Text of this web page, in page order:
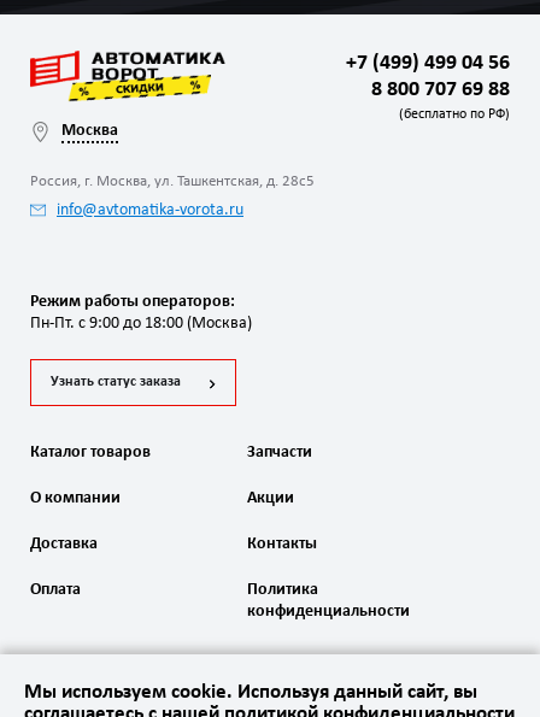
Москва
Россия, г. Москва, ул. Ташкентская, д. 28с5
info@avtomatika-vorota.ru
+7 (499) 499 04 56
8 800 707 69 88
(бесплатно по РФ)
Режим работы операторов:
Пн-Пт. с 9:00 до 18:00 (Москва)
Узнать статус заказа
Каталог товаров Запчасти
О компании
Доставка
Оплата
Акции
Контакты
Политика
конфиденциальности
Мы используем cookie. Используя данный сайт, вы